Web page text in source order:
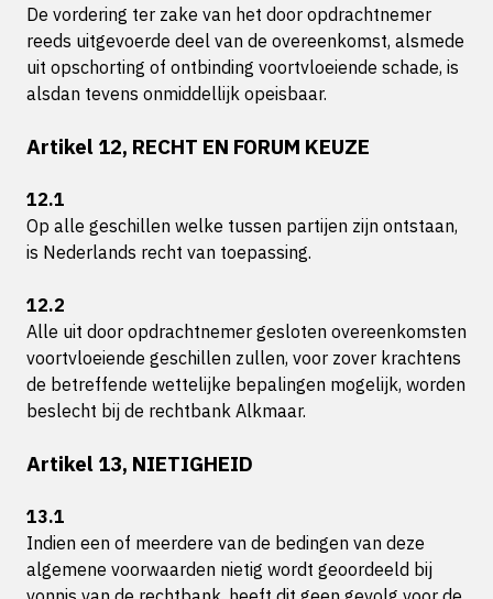
De vordering ter zake van het door opdrachtnemer
reeds uitgevoerde deel van de overeenkomst, alsmede
uit opschorting of ontbinding voortvloeiende schade, is
alsdan tevens onmiddellijk opeisbaar.
Artikel 12, RECHT EN FORUM KEUZE
12.1
Op alle geschillen welke tussen partijen zijn ontstaan,
is Nederlands recht van toepassing.
12.2
Alle uit door opdrachtnemer gesloten overeenkomsten
voortvloeiende geschillen zullen, voor zover krachtens
de betreffende wettelijke bepalingen mogelijk, worden
beslecht bij de rechtbank Alkmaar.
Artikel 13, NIETIGHEID
13.1
Indien een of meerdere van de bedingen van deze
algemene voorwaarden nietig wordt geoordeeld bij